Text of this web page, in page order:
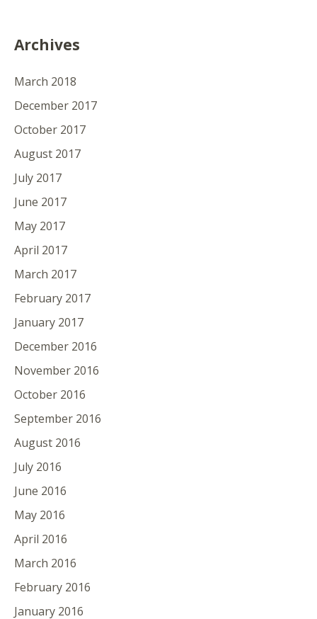
Archives
March 2018
December 2017
October 2017
August 2017
July 2017
June 2017
May 2017
April 2017
March 2017
February 2017
January 2017
December 2016
November 2016
October 2016
September 2016
August 2016
July 2016
June 2016
May 2016
April 2016
March 2016
February 2016
January 2016